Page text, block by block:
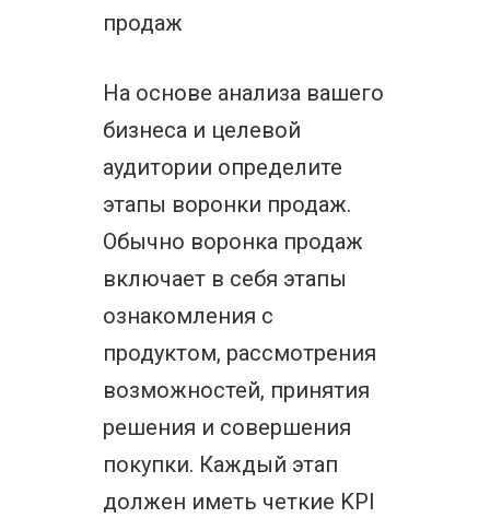
продаж
На основе анализа вашего
бизнеса и целевой
аудитории определите
этапы воронки продаж.
Обычно воронка продаж
включает в себя этапы
ознакомления с
продуктом, рассмотрения
возможностей, принятия
решения и совершения
покупки. Каждый этап
должен иметь четкие KPI